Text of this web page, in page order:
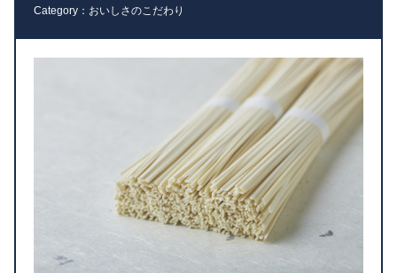
Category：おいしさのこだわり